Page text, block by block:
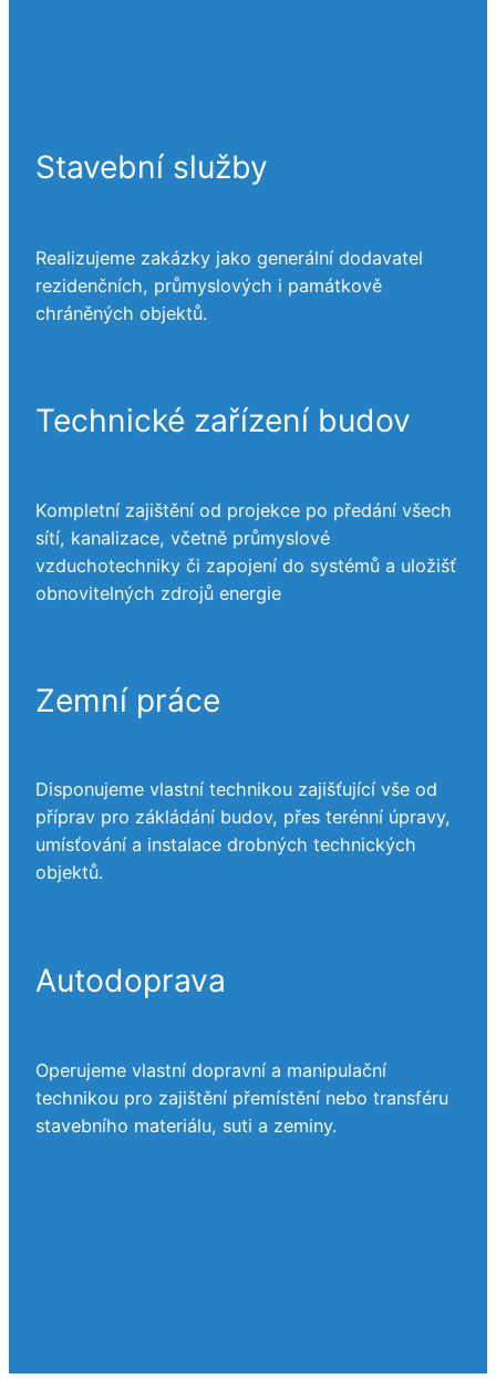
Stavební služby
Realizujeme zakázky jako generální dodavatel
rezidenčních, průmyslových i památkově
chráněných objektů.
Technické zařízení budov
Kompletní zajištění od projekce po předání všech
sítí, kanalizace, včetně průmyslové
vzduchotechniky či zapojení do systémů a uložišť
obnovitelných zdrojů energie
Zemní práce
Disponujeme vlastní technikou zajišťující vše od
příprav pro zákládání budov, přes terénní úpravy,
umísťování a instalace drobných technických
objektů.
Autodoprava
Operujeme vlastní dopravní a manipulační
technikou pro zajištění přemístění nebo transféru
stavebního materiálu, suti a zeminy.